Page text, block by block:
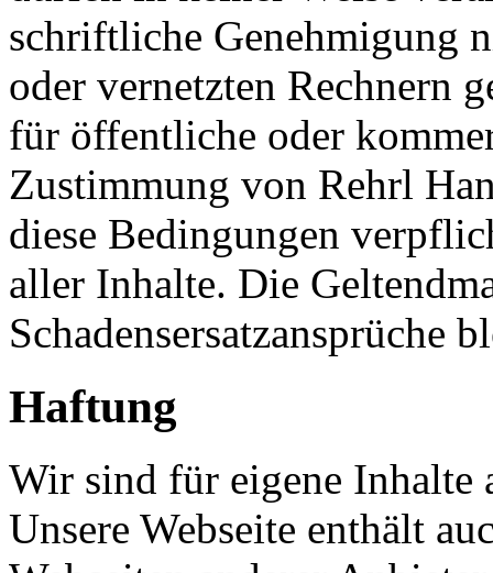
schriftliche Genehmigung
oder vernetzten Rechnern
für öffentliche oder
Zustimmung von Rehrl
diese Bedingungen
aller Inhalte. Die
Schadensersatzansprüche
Haftung
Wir sind für eigene Inhalte
Unsere Webseite enthält